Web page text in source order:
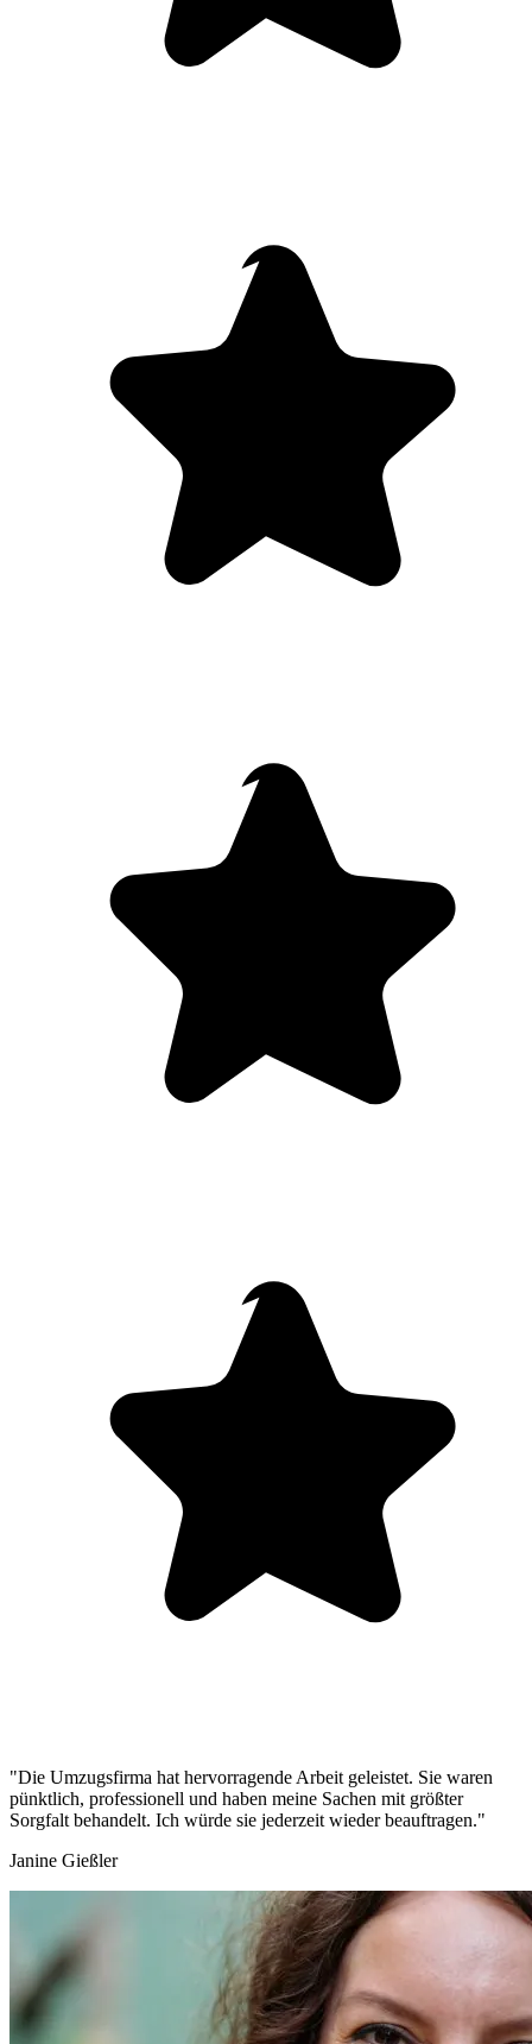
"Die Umzugsfirma hat hervorragende Arbeit geleistet. Sie waren
pünktlich, professionell und haben meine Sachen mit größter
Sorgfalt behandelt. Ich würde sie jederzeit wieder beauftragen."
Janine Gießler